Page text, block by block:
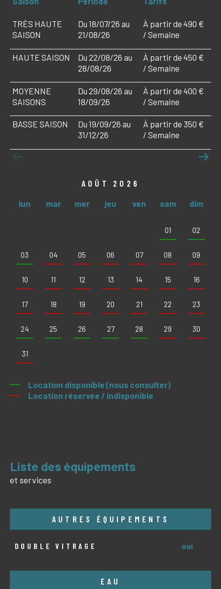
TRÈS HAUTE
SAISON
Du 18/07/26 au
21/08/26
À partir de 490 €
/ Semaine
HAUTE SAISON
Du 22/08/26 au
28/08/26
À partir de 450 €
/ Semaine
MOYENNE
SAISONS
Du 29/08/26 au
18/09/26
À partir de 400 €
/ Semaine
BASSE SAISON
Du 19/09/26 au
31/12/26
À partir de 350 €
/ Semaine
AOÛT 2026
lun mar mer jeu ven sam dim
01 02
03 04 05 06 07 08 09
10 11 12 13 14 15 16
17 18 19 20 21 22 23
24 25 26 27 28 29 30
31
Location disponible (nous consulter)
Location réservée / indisponible
liste des équipements
et services
AUTRES ÉQUIPEMENTS
DOUBLE VITRAGE oui
EAU